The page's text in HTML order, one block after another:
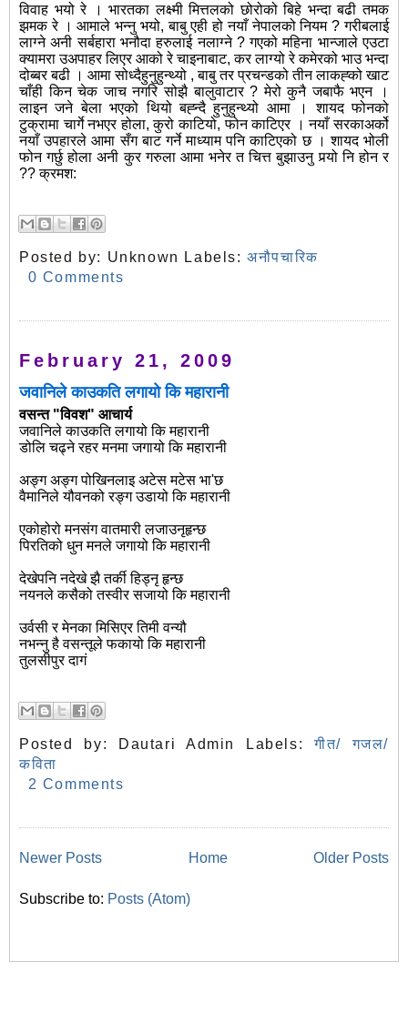
विवाह भयो रे । भारतका लक्ष्मी मित्तलको छोरोको बिहे भन्दा बढी तमक
झमक रे । आमाले भन्नु भयो, बाबु एही हो नयाँ नेपालको नियम ? गरीबलाई
लाग्ने अनी सर्बहारा भनौदा हरुलाई नलाग्ने ? गएको महिना भान्जाले एउटा
क्यामरा उअपाहर लिएर आको रे चाइनाबाट, कर लाग्यो रे कमेरको भाउ भन्दा
दोब्बर बढी । आमा सोध्दैहुनुहुन्थ्यो , बाबु तर प्रचन्डको तीन लाकह्को खाट
चाँही किन चेक जाच नगरि सोझै बालुवाटार ? मेरो कुनै जबाफै भएन ।
लाइन जने बेला भएको थियो बह्न्दै हुनुहुन्थ्यो आमा । शायद फोनको
टुक्रामा चार्गे नभएर होला, कुरो काटियो, फोन काटिएर । नयाँ सरकाअर्को
नयाँ उपहारले आमा सँग बाट गर्ने माध्याम पनि काटिएको छ । शायद भोली
फोन गर्छु होला अनी कुर गरुला आमा भनेर त चित्त बुझाउनु पर्‍यो नि होन र
?? क्रमश:
Posted by: Unknown Labels:अनौपचारिक
0 Comments
February 21, 2009
जवानिले काउकति लगायो कि महारानी
वसन्त "विवश" आचार्य
जवानिले काउकति लगायो कि महारानी
डोलि चढ्ने रहर मनमा जगायो कि महारानी
अङ्ग अङ्ग पोखिनलाइ अटेस मटेस भा'छ
वैमानिले यौवनको रङ्ग उडायो कि महारानी
एकोहोरो मनसंग वातमारी लजाउनृहृन्छ
पिरतिको धुन मनले जगायो कि महारानी
देखेपनि नदेखे झै तर्की हिड्नृ हृन्छ
नयनले कसैको तस्वीर सजायो कि महारानी
उर्वसी र मेनका मिसिएर तिमी वन्यौ
नभन्नु है वसन्तूले फकायो कि महारानी
तुलसीपुर दागं
Posted by: Dautari Admin Labels:गीत/ गजल/
कविता
2 Comments
Newer Posts Older Posts
Home
Subscribe to: Posts (Atom)